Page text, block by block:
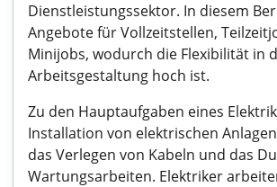
Dienstleistungssektor. In diesem
Angebote für Vollzeitstellen,
Minijobs, wodurch die Flexibilität in
Arbeitsgestaltung hoch ist.
Zu den Hauptaufgaben eines
Installation von elektrischen
das Verlegen von Kabeln und das
Wartungsarbeiten. Elektriker